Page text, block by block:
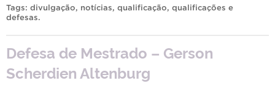
Tags: divulgação, notícias, qualificação, qualificações e
defesas.
Defesa de Mestrado – Gerson
Scherdien Altenburg